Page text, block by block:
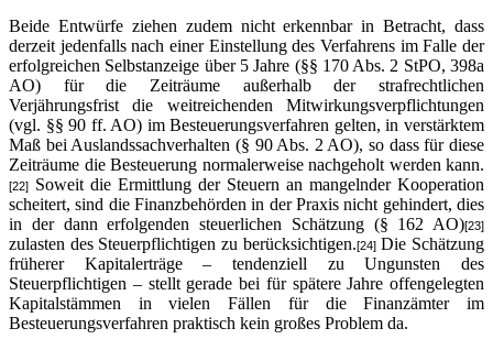
Beide Entwürfe ziehen zudem nicht erkennbar in Betracht, dass
derzeit jedenfalls nach einer Einstellung des Verfahrens im Falle der
erfolgreichen Selbstanzeige über 5 Jahre (§§ 170 Abs. 2 StPO, 398a
AO) für die Zeiträume außerhalb der strafrechtlichen
Verjährungsfrist die weitreichenden Mitwirkungsverpflichtungen
(vgl. §§ 90 ff. AO) im Besteuerungsverfahren gelten, in verstärktem
Maß bei Auslandssachverhalten (§ 90 Abs. 2 AO), so dass für diese
Zeiträume die Besteuerung normalerweise nachgeholt werden kann.
[22]
Soweit die Ermittlung der Steuern an mangelnder Kooperation
scheitert, sind die Finanzbehörden in der Praxis nicht gehindert, dies
in der dann erfolgenden steuerlichen Schätzung (§ 162 AO)[23]
zulasten des Steuerpflichtigen zu berücksichtigen.[24]Die Schätzung
früherer Kapitalerträge – tendenziell zu Ungunsten des
Steuerpflichtigen – stellt gerade bei für spätere Jahre offengelegten
Kapitalstämmen in vielen Fällen für die Finanzämter im
Besteuerungsverfahren praktisch kein großes Problem da.